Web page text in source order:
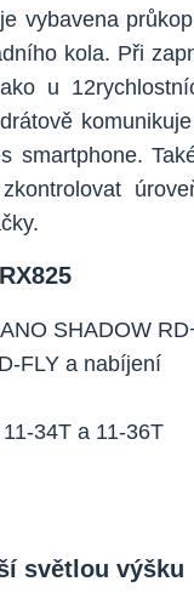
vybavena
kola. Při
u
smartphone.
SHADOW
FLY a nabíjení
34T a 11-36T
světlou výšku